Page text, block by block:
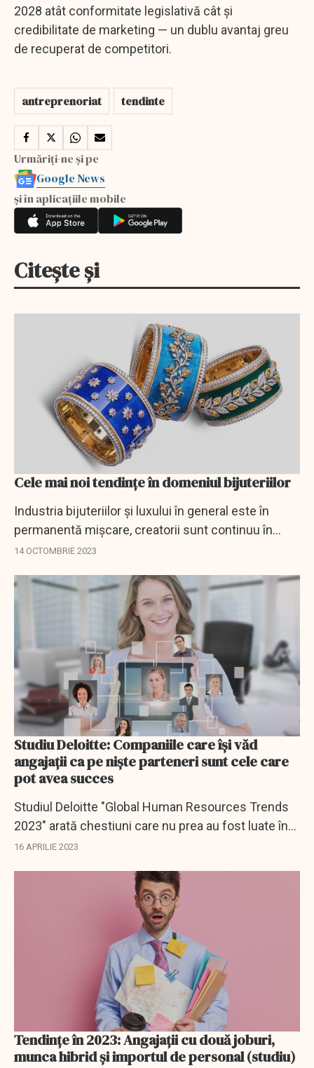
2028 atât conformitate legislativă cât și
credibilitate de marketing — un dublu avantaj greu
de recuperat de competitori.
antreprenoriat tendinte
Urmăriți-ne și pe
Google News
și în aplicațiile mobile
Citește și
Cele mai noi tendințe în domeniul bijuteriilor
Industria bijuteriilor și luxului în general este în
permanentă mișcare, creatorii sunt continuu în
căutarea formelor și combinațiilor unice, fie că este
14 OCTOMBRIE 2023
Studiu Deloitte: Companiile care își văd
angajații ca pe niște parteneri sunt cele care
pot avea succes
Studiul Deloitte "Global Human Resources Trends
2023" arată chestiuni care nu prea au fost luate în
seamă, cel puțin ăn Europa Centrală și de Est.
16 APRILIE 2023
Tendințe în 2023: Angajații cu două joburi,
munca hibrid și importul de personal (studiu)